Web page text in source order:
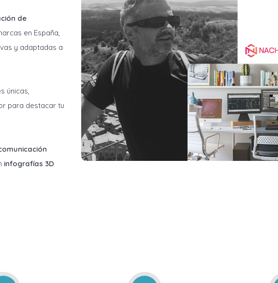
de
en España,
y adaptadas a
únicas,
para destacar tu
infografías 3D